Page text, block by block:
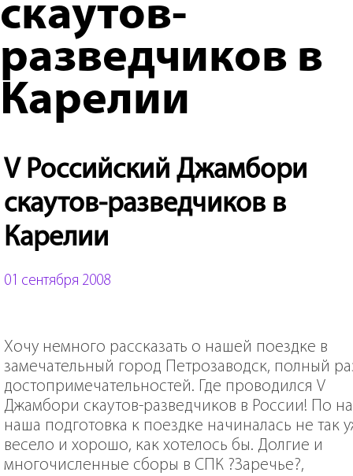
скаутов-
разведчиков в
Карелии
V Российский Джамбори
скаутов-разведчиков в
Карелии
01 сентября 2008
Хочу немного рассказать о нашей поездке в
замечательный город Петрозаводск, полный
достопримечательностей. Где проводился V
Джамбори скаутов-разведчиков в России! По
наша подготовка к поездке начиналась не так
весело и хорошо, как хотелось бы. Долгие и
многочисленные сборы в СПК ?Заречье?,